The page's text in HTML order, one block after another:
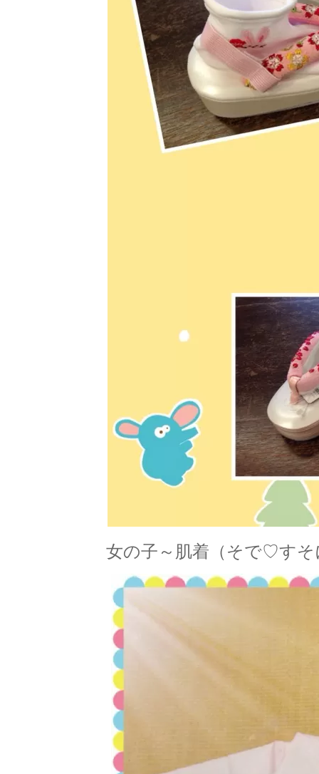
女の子～肌着（そで♡す